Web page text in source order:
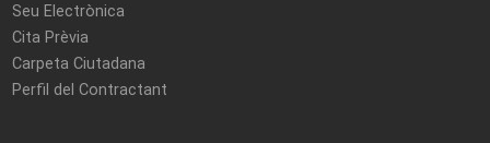
Seu Electrònica
Cita Prèvia
Carpeta Ciutadana
Perfil del Contractant